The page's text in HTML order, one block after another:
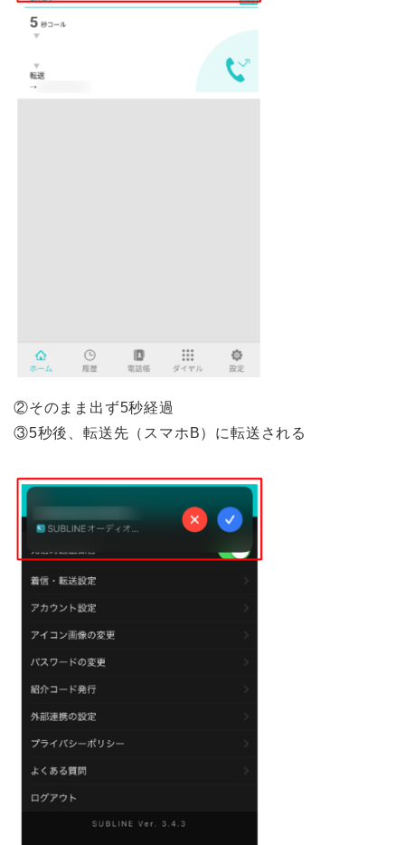
②そのまま出ず5秒経過
③5秒後、転送先（スマホB）に転送される